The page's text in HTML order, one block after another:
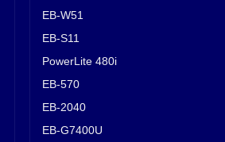
EB-W51
EB-S11
PowerLite 480i
EB-570
EB-2040
EB-G7400U